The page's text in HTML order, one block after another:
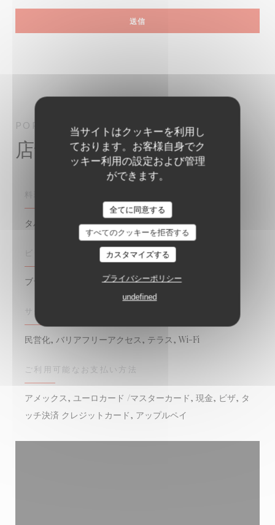
当サイトはクッキーを利用し
ております。お客様自身でク
ッキー利用の設定および管理
ができます。
全てに同意する
すべてのクッキーを拒否する
カスタマイズする
プライバシーポリシー
undefined
POPPY ブラッセリー PARIS
店舗情報
料理
タパス, 新鮮な製品, 自家製
ブラッセリー
サービス
民営化, バリアフリーアクセス, テラス, Wi-Fi
ご利用可能なお支払い方法
アメックス, ユーロカード /マスターカード, 現金, ビザ, タ
ッチ決済 クレジットカード, アップルペイ